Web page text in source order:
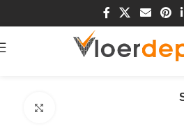
/Vloeren/Tapijt